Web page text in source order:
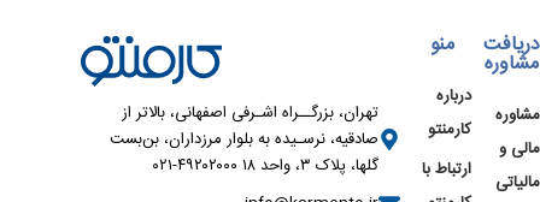
دریافت
مشاوره
مشاوره
مالی و
مالیاتی
منو
درباره
کارمنتو
ارتباط با
تهران، بزرگــراه اشـرفی اصفهانی، بالاتر از
صادقیه، نرسـیده به بلوار مرزداران، بن‌بست
گلها، پلاک ۳، واحد ۱۸ ۴۹۲۰۲۰۰۰-۰۲۱